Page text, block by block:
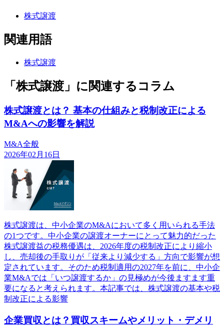
株式譲渡
関連用語
株式譲渡
「株式譲渡」に関連するコラム
株式譲渡とは？ 基本の仕組みと税制改正による
M&Aへの影響を解説
M&A全般
2026年02月16日
株式譲渡は、中小企業のM&Aにおいて多く用いられる手法
の1つです。中小企業の譲渡オーナーにとって魅力的だった
株式譲渡益の税務優遇は、2026年度の税制改正により縮小
し、売却後の手取りが「従来より減少する」方向で影響が想
定されています。そのため税制適用の2027年を前に、中小企
業M&Aでは「いつ譲渡するか」の見極めが今後ますます重
要になると考えられます。本記事では、株式譲渡の基本や税
制改正による影響
企業買収とは？買収スキームやメリット・デメリ